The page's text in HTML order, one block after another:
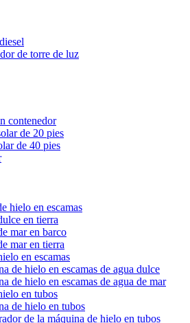
de torre de luz
contenedor
de 20 pies
de 40 pies
hielo en escamas
en tierra
mar en barco
mar en tierra
en escamas
de hielo en escamas de agua dulce
de hielo en escamas de agua de mar
en tubos
de hielo en tubos
de la máquina de hielo en tubos